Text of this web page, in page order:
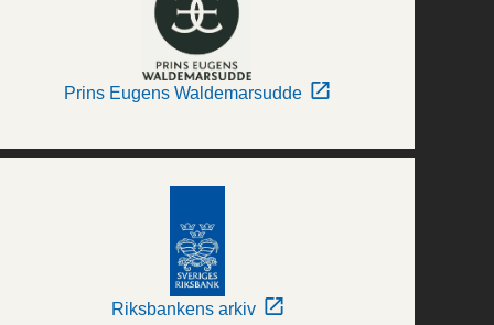
Prins Eugens Waldemarsudde
Riksbankens arkiv